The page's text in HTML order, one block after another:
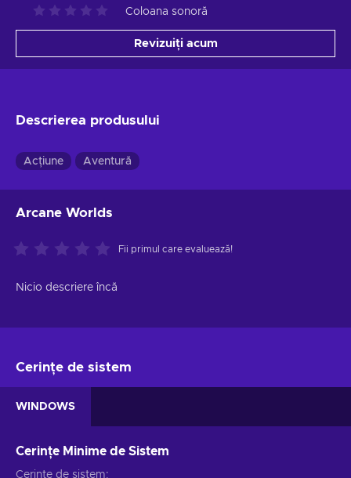
Coloana sonoră
Revizuiți acum
Descrierea produsului
Acțiune Aventură
Arcane Worlds
Fii primul care evaluează!
Nicio descriere încă
Cerințe de sistem
WINDOWS
Cerințe Minime de Sistem
Cerințe de sistem